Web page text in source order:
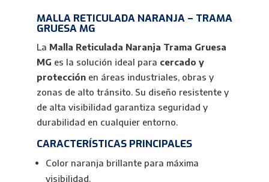
MALLA RETICULADA NARANJA – TRAMA
GRUESA MG
La Malla Reticulada Naranja Trama Gruesa
MG es la solución ideal para cercado y
protecciónen áreas industriales, obras y
zonas de alto tránsito. Su diseño resistente y
de alta visibilidad garantiza seguridad y
durabilidad en cualquier entorno.
CARACTERÍSTICAS PRINCIPALES
Color naranja brillante para máxima
visibilidad.